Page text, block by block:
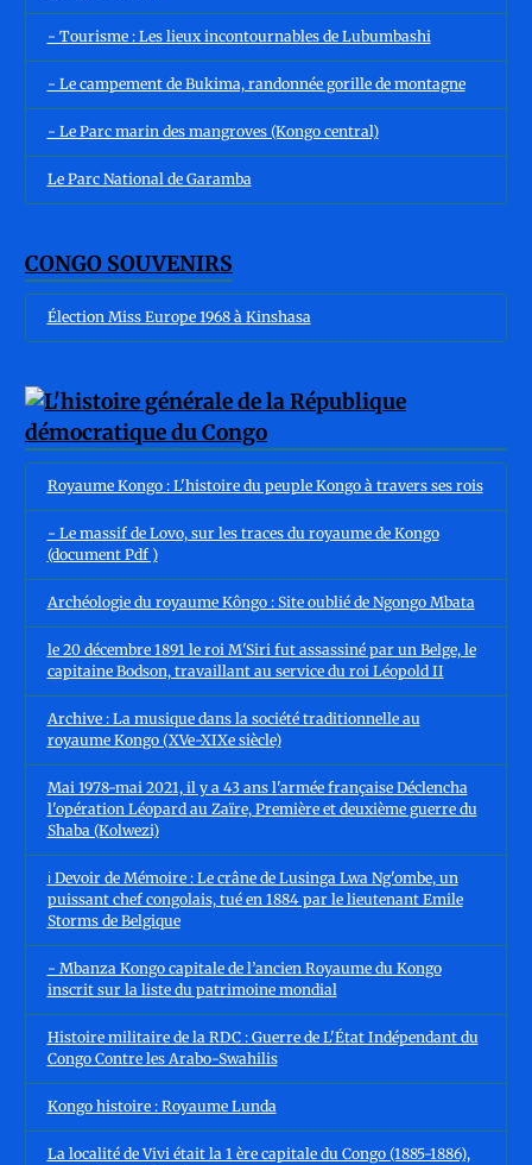
- Tourisme : Les lieux incontournables de Lubumbashi
- Le campement de Bukima, randonnée gorille de montagne
- Le Parc marin des mangroves (Kongo central)
Le Parc National de Garamba
CONGO SOUVENIRS
Élection Miss Europe 1968 à Kinshasa
Royaume Kongo : L'histoire du peuple Kongo à travers ses rois
- Le massif de Lovo, sur les traces du royaume de Kongo
(document Pdf )
Archéologie du royaume Kôngo : Site oublié de Ngongo Mbata
le 20 décembre 1891 le roi M'Siri fut assassiné par un Belge, le
capitaine Bodson, travaillant au service du roi Léopold II
Archive : La musique dans la société traditionnelle au
royaume Kongo (XVe-XIXe siècle)
Mai 1978-mai 2021, il y a 43 ans l'armée française Déclencha
l'opération Léopard au Zaïre, Première et deuxième guerre du
Shaba (Kolwezi)
ℹ️ Devoir de Mémoire : Le crâne de Lusinga Lwa Ng'ombe, un
puissant chef congolais, tué en 1884 par le lieutenant Emile
Storms de Belgique
- Mbanza Kongo capitale de l’ancien Royaume du Kongo
inscrit sur la liste du patrimoine mondial
Histoire militaire de la RDC : Guerre de L'État Indépendant du
Congo Contre les Arabo-Swahilis
Kongo histoire : Royaume Lunda
La localité de Vivi était la 1 ère capitale du Congo (1885-1886),